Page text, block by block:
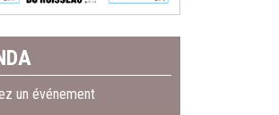
un événement